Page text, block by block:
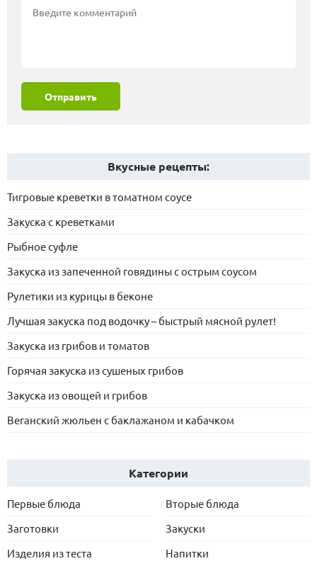
Отправить
Вкусные рецепты:
Тигровые креветки в томатном соусе
Закуска с креветками
Рыбное суфле
Закуска из запеченной говядины с острым соусом
Рулетики из курицы в беконе
Лучшая закуска под водочку – быстрый мясной рулет!
Закуска из грибов и томатов
Горячая закуска из сушеных грибов
Закуска из овощей и грибов
Веганский жюльен с баклажаном и кабачком
Категории
Первые блюда
Вторые блюда
Заготовки
Закуски
Изделия из теста
Напитки